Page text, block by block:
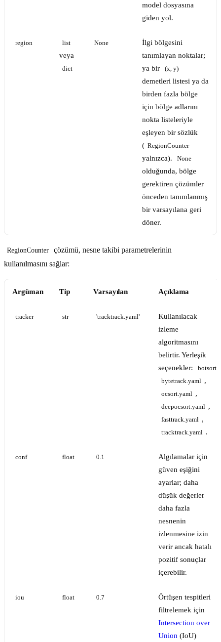
model dosyasına
giden yol.
region list
veya
dict
None
İlgi bölgesini
tanımlayan noktalar;
ya bir
(x, y)
demetleri listesi ya da
birden fazla bölge
için bölge adlarını
nokta listeleriyle
eşleyen bir sözlük
( RegionCounter
yalnızca). None
olduğunda, bölge
gerektiren çözümler
önceden tanımlanmış
bir varsayılana geri
döner.
RegionCounter
çözümü, nesne takibi parametrelerinin
kullanılmasını sağlar:
Argüman Tip Varsayılan Açıklama
tracker str 'tracktrack.yaml'
Kullanılacak
izleme
algoritmasını
belirtir. Yerleşik
seçenekler:
bytetrack.yaml ,
ocsort.yaml ,
deepocsort.yaml ,
fasttrack.yaml ,
tracktrack.yaml .
conf float 0.1
Algılamalar için
güven eşiğini
ayarlar; daha
düşük değerler
daha fazla
nesnenin
izlenmesine izin
verir ancak hatalı
pozitif sonuçlar
içerebilir.
iou float 0.7
Örtüşen tespitleri
filtrelemek için
Intersection over
Union (IoU)